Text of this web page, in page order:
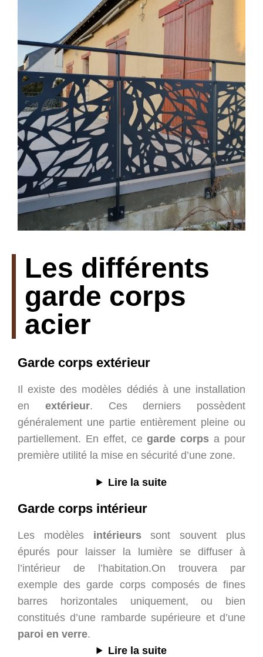
ACIER CORTEN
Les différents
garde corps
acier
Garde corps extérieur
Il existe des modèles dédiés à une installation
en extérieur. Ces derniers possèdent
généralement une partie entièrement pleine ou
partiellement. En effet, cegarde corps a pour
première utilité la mise en sécurité d’une zone.
Lire la suite
Garde corps intérieur
Les modèles intérieurssont souvent plus
épurés pour laisser la lumière se diffuser à
l’intérieur de l’habitation.On trouvera par
exemple des garde corps composés de fines
barres horizontales uniquement, ou bien
constitués d’une rambarde supérieure et d’une
paroi en verre.
Lire la suite